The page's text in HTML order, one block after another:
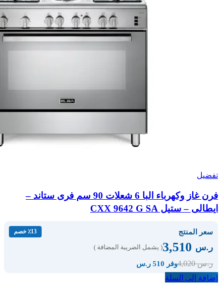
تفضيل
فرن غاز وكهرباء البا 6 شعلات 90 سم فرى ستاند –
ايطالى – ستيل CXX 9642 G SA
سعر المنتج ٪13 خصم
ر.س ( يشمل الضريبة المضافة )
ر.س4,020 وفر 510 ر.س
إضافة إلى السلة